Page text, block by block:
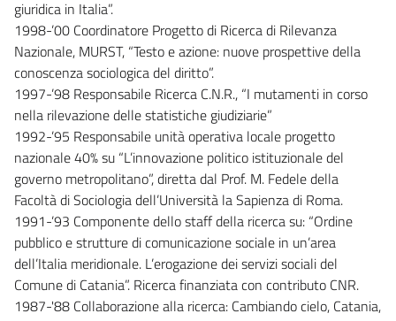
giuridica in Italia”.
1998-’00 Coordinatore Progetto di Ricerca di Rilevanza
Nazionale, MURST, “Testo e azione: nuove prospettive della
conoscenza sociologica del diritto”.
1997-’98 Responsabile Ricerca C.N.R., “I mutamenti in corso
nella rilevazione delle statistiche giudiziarie”
1992-’95 Responsabile unità operativa locale progetto
nazionale 40% su “L’innovazione politico istituzionale del
governo metropolitano”, diretta dal Prof. M. Fedele della
Facoltà di Sociologia dell’Università la Sapienza di Roma.
1991-’93 Componente dello staff della ricerca su: “Ordine
pubblico e strutture di comunicazione sociale in un’area
dell’Italia meridionale. L’erogazione dei servizi sociali del
Comune di Catania”. Ricerca finanziata con contributo CNR.
1987-'88 Collaborazione alla ricerca: Cambiando cielo, Catania,